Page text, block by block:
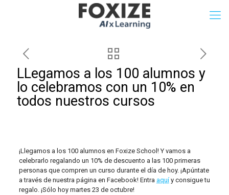
LLegamos a los 100 alumnos y
lo celebramos con un 10% en
todos nuestros cursos
¡Llegamos a los 100 alumnos en Foxize School! Y vamos a
celebrarlo regalando un 10% de descuento a las 100 primeras
personas que compren un curso durante el día de hoy. ¡Apúntate
a través de nuestra página en Facebook! Entra aquíy consigue tu
regalo. ¡Sólo hoy martes 23 de octubre!